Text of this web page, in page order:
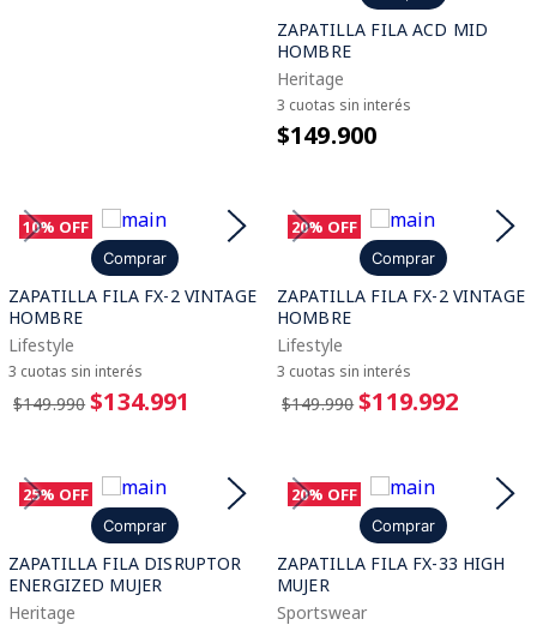
ZAPATILLA FILA ACD MID
HOMBRE
Heritage
3 cuotas sin interés
$149.900
10% OFF
Comprar
ZAPATILLA FILA FX-2 VINTAGE
HOMBRE
Lifestyle
3 cuotas sin interés
$149.990 $134.991
20% OFF
Comprar
ZAPATILLA FILA FX-2 VINTAGE
HOMBRE
Lifestyle
3 cuotas sin interés
$149.990 $119.992
25% OFF
Comprar
ZAPATILLA FILA DISRUPTOR
ENERGIZED MUJER
Heritage
20% OFF
Comprar
ZAPATILLA FILA FX-33 HIGH
MUJER
Sportswear